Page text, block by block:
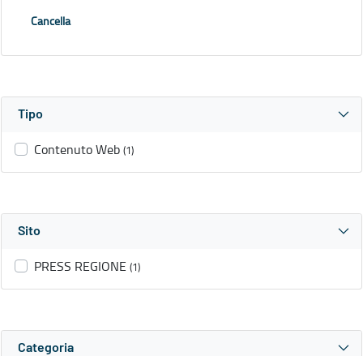
Cancella
Tipo
Contenuto Web (1)
Sito
PRESS REGIONE (1)
Categoria